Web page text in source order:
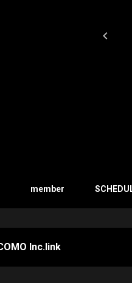
member
Inc.link